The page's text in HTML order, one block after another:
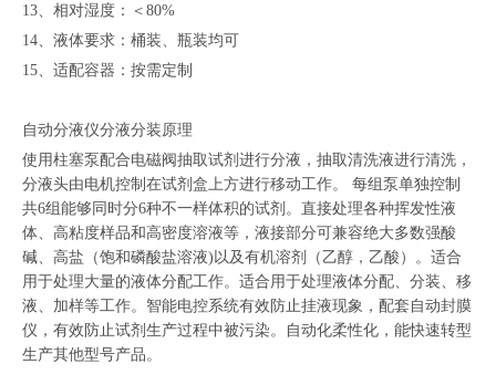
13、 相对湿度：＜ 80%
14、 液体要求 ： 桶装、瓶装均可
15、 适配容器 ： 按需定制
自动分液仪分液分装原理
使用柱塞泵配合电磁阀抽取试剂进行分液，抽取清洗液进行清洗，
分液头由电机控制在试剂盒上方进行移动工作。 每组泵单独控制
共6组能够同时分6种不一样体积的试剂。直接处理各种挥发性液
体、高粘度样品和高密度溶液等，液接部分可兼容绝大多数强酸
碱、高盐（饱和磷酸盐溶液)以及有机溶剂（乙醇，乙酸）。适合
用于处理大量的液体分配工作。适合用于处理液体分配、分装、移
液、加样等工作。智能电控系统有效防止挂液现象，配套自动封膜
仪，有效防止试剂生产过程中被污染。自动化柔性化，能快速转型
生产其他型号产品。